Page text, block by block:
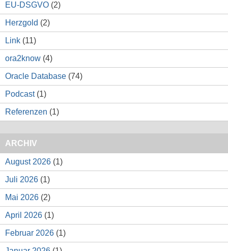
EU-DSGVO (2)
Herzgold (2)
Link (11)
ora2know (4)
Oracle Database (74)
Podcast(1)
Referenzen (1)
ARCHIV
August 2026 (1)
Juli 2026 (1)
Mai 2026 (2)
April 2026 (1)
Februar 2026 (1)